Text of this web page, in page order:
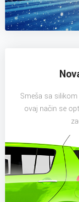
Smeša sa
ovaj način se